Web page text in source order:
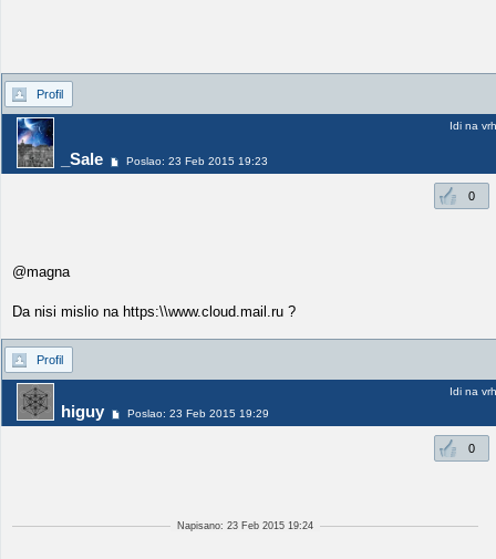
Profil
_Sale Poslao: 23 Feb 2015 19:23
Idi na vrh
0
@magna
Da nisi mislio na https:\\www.cloud.mail.ru ?
Profil
higuy Poslao: 23 Feb 2015 19:29
Idi na vrh
0
Napisano: 23 Feb 2015 19:24